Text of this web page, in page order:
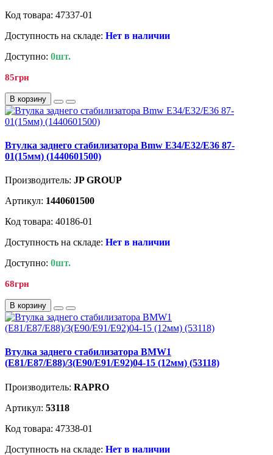
Код товара: 47337-01
Доступность на складе: Нет в наличии
Доступно: 0шт.
85грн
В корзину
Втулка заднего стабилизатора Bmw E34/E32/E36 87-
01(15мм) (1440601500)
Производитель: JP GROUP
Артикул: 1440601500
Код товара: 40186-01
Доступность на складе: Нет в наличии
Доступно: 0шт.
68грн
В корзину
Втулка заднего стабилизатора BMW1
(E81/E87/E88)/3(E90/E91/E92)04-15 (12мм) (53118)
Производитель: RAPRO
Артикул: 53118
Код товара: 47338-01
Доступность на складе: Нет в наличии